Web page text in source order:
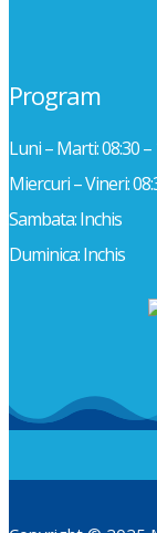
Program
Luni – Marti: 08:30 –
Miercuri – Vineri:
Sambata: Inchis
Duminica: Inchis